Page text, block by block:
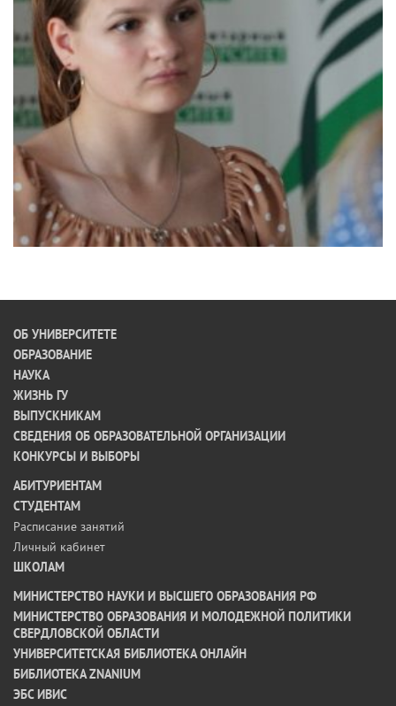
ОБ УНИВЕРСИТЕТЕ
ОБРАЗОВАНИЕ
НАУКА
ЖИЗНЬ ГУ
ВЫПУСКНИКАМ
СВЕДЕНИЯ ОБ ОБРАЗОВАТЕЛЬНОЙ ОРГАНИЗАЦИИ
КОНКУРСЫ И ВЫБОРЫ
АБИТУРИЕНТАМ
СТУДЕНТАМ
Расписание занятий
Личный кабинет
ШКОЛАМ
МИНИСТЕРСТВО НАУКИ И ВЫСШЕГО ОБРАЗОВАНИЯ РФ
МИНИСТЕРСТВО ОБРАЗОВАНИЯ И МОЛОДЕЖНОЙ ПОЛИТИКИ
СВЕРДЛОВСКОЙ ОБЛАСТИ
УНИВЕРСИТЕТСКАЯ БИБЛИОТЕКА ОНЛАЙН
БИБЛИОТЕКА ZNANIUM
ЭБС ИВИС